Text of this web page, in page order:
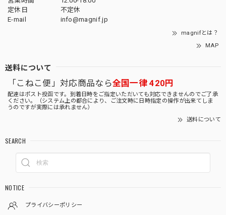
定休日
不定休
E-mail
info@magnif.jp
magnifとは？
MAP
送料について
「こねこ便」対応商品なら全国一律 420円
配達はポスト投函です。到着日時をご指定いただいても対応できませんのでご了承
ください。（システム上の都合により、ご注文時に日時指定の操作が出来てしま
うのですが実際には承れません）
送料について
SEARCH
NOTICE
プライバシーポリシー